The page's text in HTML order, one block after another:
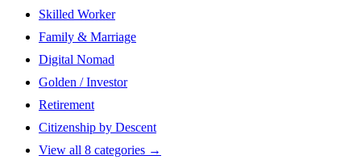
Skilled Worker
Family & Marriage
Digital Nomad
Golden / Investor
Retirement
Citizenship by Descent
View all 8 categories →